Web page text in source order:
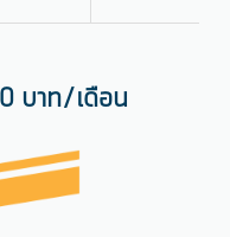
บาท/เดือน